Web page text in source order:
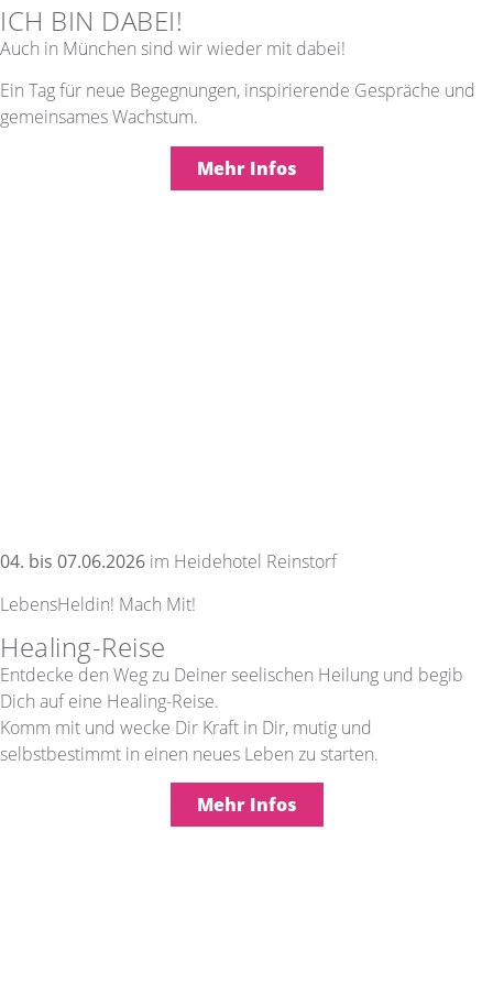
ICH BIN DABEI!
Auch in München sind wir wieder mit dabei!
Ein Tag für neue Begegnungen, inspirierende Gespräche und
gemeinsames Wachstum.
Mehr Infos
04. bis 07.06.2026 im Heidehotel Reinstorf
LebensHeldin! Mach Mit!
Healing-Reise
Entdecke den Weg zu Deiner seelischen Heilung und begib
Dich auf eine Healing-Reise.
Komm mit und wecke Dir Kraft in Dir, mutig und
selbstbestimmt in einen neues Leben zu starten.
Mehr Infos